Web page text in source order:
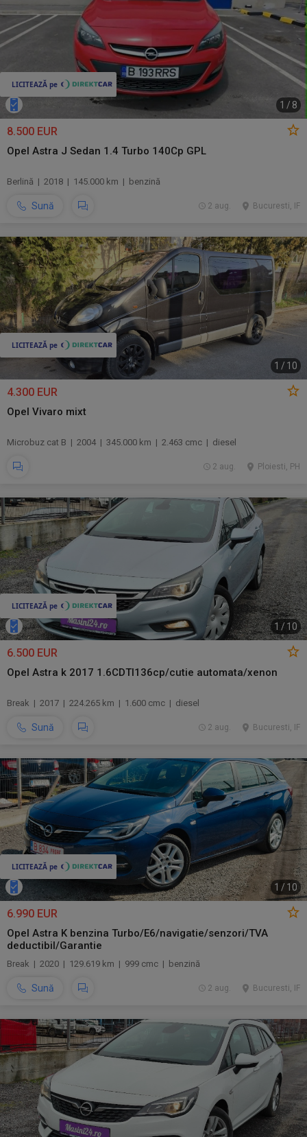
1 / 8
8.500 EUR
Opel Astra J Sedan 1.4 Turbo 140Cp GPL
Berlină | 2018 | 145.000 km | benzină
Sună Bucuresti, IF
2 aug.
1 / 10
4.300 EUR
Opel Vivaro mixt
Microbuz cat B | 2004 | 345.000 km | 2.463 cmc | diesel
Ploiesti, PH
2 aug.
1 / 10
6.500 EUR
Opel Astra k 2017 1.6CDTI136cp/cutie automata/xenon
Break | 2017 | 224.265 km | 1.600 cmc | diesel
Sună Bucuresti, IF
2 aug.
1 / 10
6.990 EUR
Opel Astra K benzina Turbo/E6/navigatie/senzori/TVA
deductibil/Garantie
Break | 2020 | 129.619 km | 999 cmc | benzină
Sună Bucuresti, IF
2 aug.